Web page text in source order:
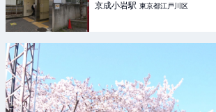
京成小岩駅 東京都江戸川区